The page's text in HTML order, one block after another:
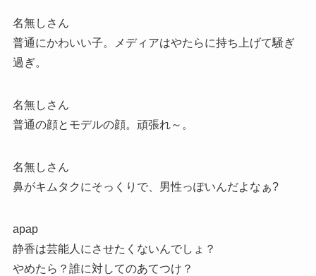
名無しさん
普通にかわいい子。メディアはやたらに持ち上げて騒ぎ
過ぎ。
名無しさん
普通の顔とモデルの顔。頑張れ～。
名無しさん
鼻がキムタクにそっくりで、男性っぽいんだよなぁ?
apap
静香は芸能人にさせたくないんでしょ？
やめたら？誰に対してのあてつけ？